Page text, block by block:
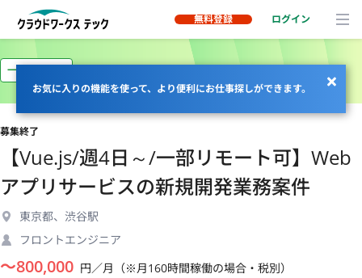
無料登録 ログイン
お気に入りの機能を使って、より便利にお仕事探しができます。
一部リモート
募集終了
【Vue.js/週4日～/一部リモート可】Web
アプリサービスの新規開発業務案件
東京都、渋谷駅
フロントエンジニア
〜800,000 円／月（※月160時間稼働の場合・税別）